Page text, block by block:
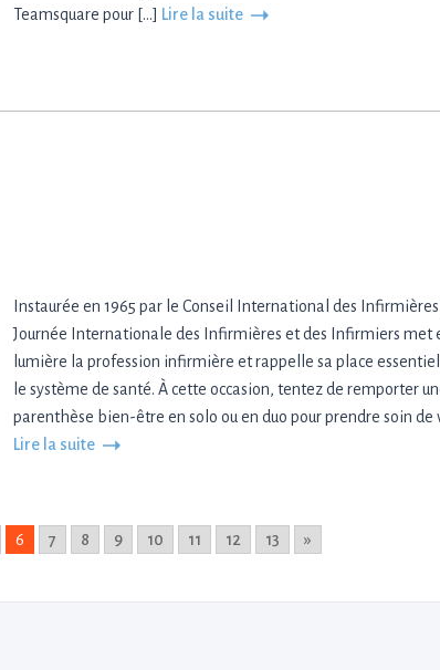
Teamsquare pour […] Lire la suite
Instaurée en 1965 par le Conseil International des Infirmières
Journée Internationale des Infirmières et des Infirmiers met
lumière la profession infirmière et rappelle sa place
le système de santé. À cette occasion, tentez de remporter
parenthèse bien-être en solo ou en duo pour prendre soin de
Lire la suite
6 7 8 9 10 11 12 13 »